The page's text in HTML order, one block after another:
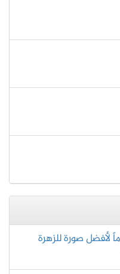
10: بعد مضي 42 عاماً لأفضل صورة للزهرة